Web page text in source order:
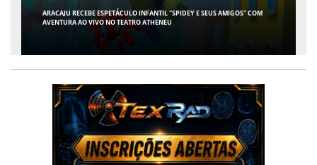
ARACAJU RECEBE ESPETÁCULO INFANTIL "SPIDEY E SEUS AMIGOS" COM
AVENTURA AO VIVO NO TEATRO ATHENEU